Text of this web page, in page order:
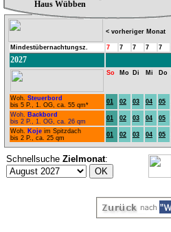
Haus Wübben
< vorheriger Monat
Mindestübernachtungsz. 7 7 7 7 7
2027
So Mo Di Mi Do
Woh. Steuerbord
bis 5 P., 1. OG, ca. 55 qm*
01 02 03 04 05
Woh. Backbord
bis 2 P., 1. OG, ca. 26 qm
01 02 03 04 05
Woh. Koje im Spitzdach
bis 2 P., ca. 25 qm
01 02 03 04 05
Schnellsuche Zielmonat: